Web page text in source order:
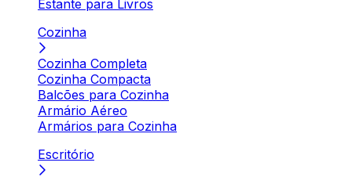
Estante para Livros
Cozinha
Cozinha Completa
Cozinha Compacta
Balcões para Cozinha
Armário Aéreo
Armários para Cozinha
Escritório